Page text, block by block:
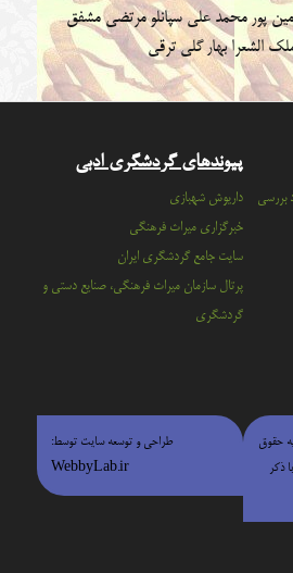
پور محمد علی سپانلومرتضی مشفق
الشعرا بهار گلی ترقی
بررسی
پیوندهای گردشگری ادبی
داریوش شهبازی
خبرگزاری میراث فرهنگی
سايت جامع گردشگري ايران
پرتال سازمان ميراث فرهنگي، صنايع دستي و
گردشگري
حقوق
ذكر
طراحی و توسعه سایت توسط:
WebbyLab.ir